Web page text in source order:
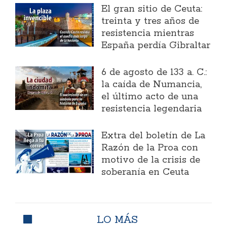
El gran sitio de Ceuta:
treinta y tres años de
resistencia mientras
España perdía Gibraltar
6 de agosto de 133 a. C.:
la caída de Numancia,
el último acto de una
resistencia legendaria
Extra del boletín de La
Razón de la Proa con
motivo de la crisis de
soberanía en Ceuta
LO MÁS